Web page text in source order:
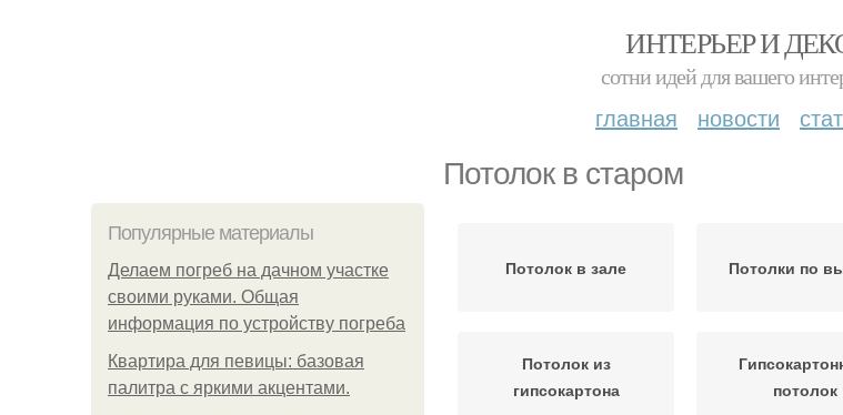
ИНТЕРЬЕР И
сотни идей для вашего
главная новости
Потолок в старом
Популярные материалы
Делаем погреб на дачном участке
своими руками. Общая
информация по устройству погреба
Квартира для певицы: базовая
палитра с яркими акцентами.
Потолок в зале Потолки по
Потолок из
гипсокартона
потолок